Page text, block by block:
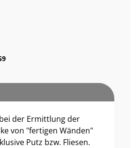
der Ermittlung der
von "fertigen Wänden"
Putz bzw. Fliesen.